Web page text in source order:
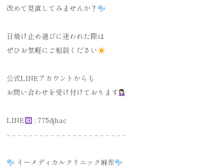
改めて見直してみませんか？
日焼け止め選びに迷われた際は
ぜひお気軽にご相談ください
公式LINEアカウントからも
お問い合わせを受け付けております
LINE
: 775djhac‪
𓐄 𓐄 𓐄 𓐄 𓐄 𓐄 𓐄 𓐄 𓐄 𓐄 𓐄 𓐄 𓐄 𓐄 𓐄 𓐄 𓐄 𓐄 𓐄 𓐄 𓐄 𓐄
イーメディカルクリニック麻布